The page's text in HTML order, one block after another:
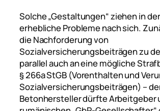
Solche „Gestaltungen“ ziehen in
erhebliche Probleme nach sich.
die Nachforderung von
Sozialversicherungsbeiträgen zu
parallel auch an eine mögliche
§ 266a StGB (Vorenthalten und
Sozialversicherungsbeiträgen) –
Betonhersteller dürfte Arbeitgeber